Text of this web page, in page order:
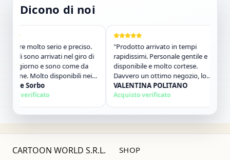
Dicono di noi
molto serio e preciso.
sono arrivati nel giro di
giorno e sono come da
Molto disponibili nei
Consigliato."
Sorbo
verificato
"Prodotto arrivato in tempi
rapidissimi. Personale gentile e
disponibile e molto cortese.
Davvero un ottimo negozio, lo
consiglierò senz&#39;altro e
comprerò ancora!"
VALENTINA POLITANO
Acquisto verificato
CARTOON WORLD S.R.L.
SHOP